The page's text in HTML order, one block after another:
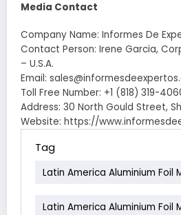
Media Contact
Company Name: Informes De
Contact Person: Irene Garcia,
– U.S.A.
Email:
Toll Free Number: +1 (818) 319-
Address: 30 North Gould Street,
Website: https://
Tag
Latin America Aluminium Foil
Latin America Aluminium Foil